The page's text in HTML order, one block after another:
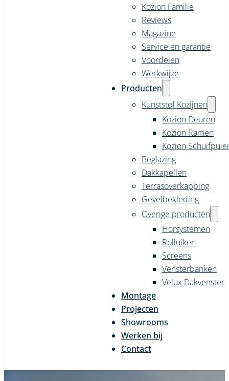
Kozion Familie
Reviews
Magazine
Service en garantie
Voordelen
Werkwijze
Producten
Kunststof Kozijnen
Kozion Deuren
Kozion Ramen
Kozion
Beglazing
Dakkapellen
Terrasoverkapping
Gevelbekleding
Overige producten
Horsystemen
Rolluiken
Screens
Vensterbanken
Velux Dakvenster
Montage
Projecten
Showrooms
Werken bij
Contact